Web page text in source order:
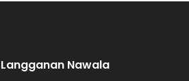
Langganan Nawala